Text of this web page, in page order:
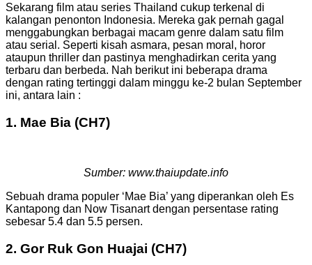
Sekarang film atau series Thailand cukup terkenal di
kalangan penonton Indonesia. Mereka gak pernah gagal
menggabungkan berbagai macam genre dalam satu film
atau serial. Seperti kisah asmara, pesan moral, horor
ataupun thriller dan pastinya menghadirkan cerita yang
terbaru dan berbeda. Nah berikut ini beberapa drama
dengan rating tertinggi dalam minggu ke-2 bulan September
ini, antara lain :
1. Mae Bia (CH7)
Sumber: www.thaiupdate.info
Sebuah drama populer ‘Mae Bia’ yang diperankan oleh Es
Kantapong dan Now Tisanart dengan persentase rating
sebesar 5.4 dan 5.5 persen.
2. Gor Ruk Gon Huajai (CH7)